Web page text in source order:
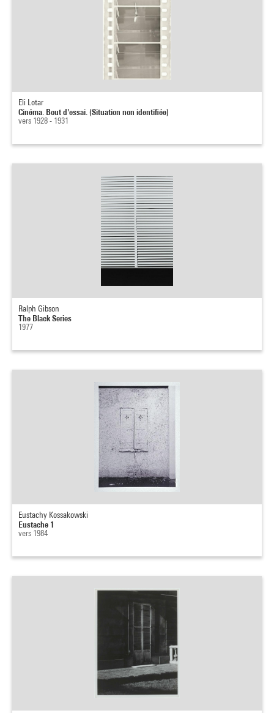
Eli Lotar
Cinéma. Bout d'essai. (Situation non identifiée)
vers 1928 - 1931
Ralph Gibson
The Black Series
1977
Eustachy Kossakowski
Eustache 1
vers 1984